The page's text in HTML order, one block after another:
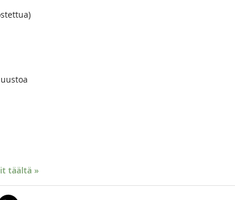
täältä »